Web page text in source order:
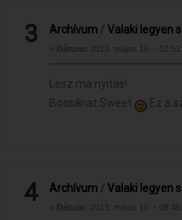
3 Archívum /Valaki legyen
« Dátum: 2013. május 16. -
Lesz ma nyitás!
Bocsánat Sweet
Ez a
4 Archívum /Valaki legyen
« Dátum: 2013. május 16. -